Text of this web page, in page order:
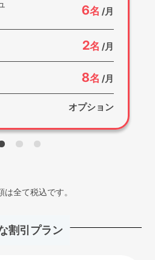
6名 /月
2名 /月
8名 /月
オプション
は全て税込です。
割引プラン